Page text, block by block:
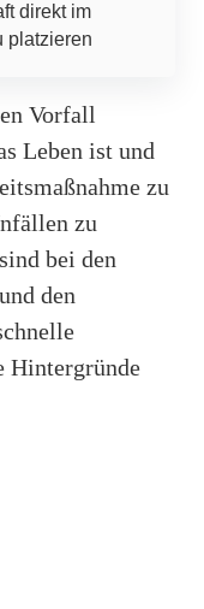
direkt im
platzieren
Vorfall
Leben ist und
zu
zu
bei den
den
Hintergründe